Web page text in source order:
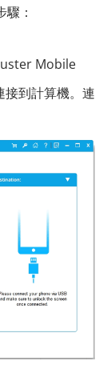
：
Mobile
到計算機。連